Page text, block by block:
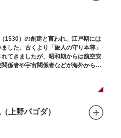
の間」などを復元しており、明治の
ができます。現在、一般のボランテ
います。
1530）の創建と言われ、江戸期には
した。古くより「旅人の守り本尊」
てきましたが、昭和期からは航空安
係者や宇宙関係者などが海外からも
上野パゴダ）